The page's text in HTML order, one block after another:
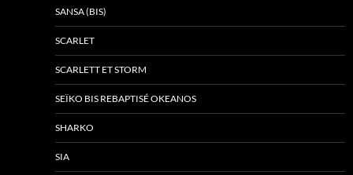
SANSA (BIS)
SCARLET
SCARLETT ET STORM
SEÏKO BIS REBAPTISÉ OKEANOS
SHARKO
SIA